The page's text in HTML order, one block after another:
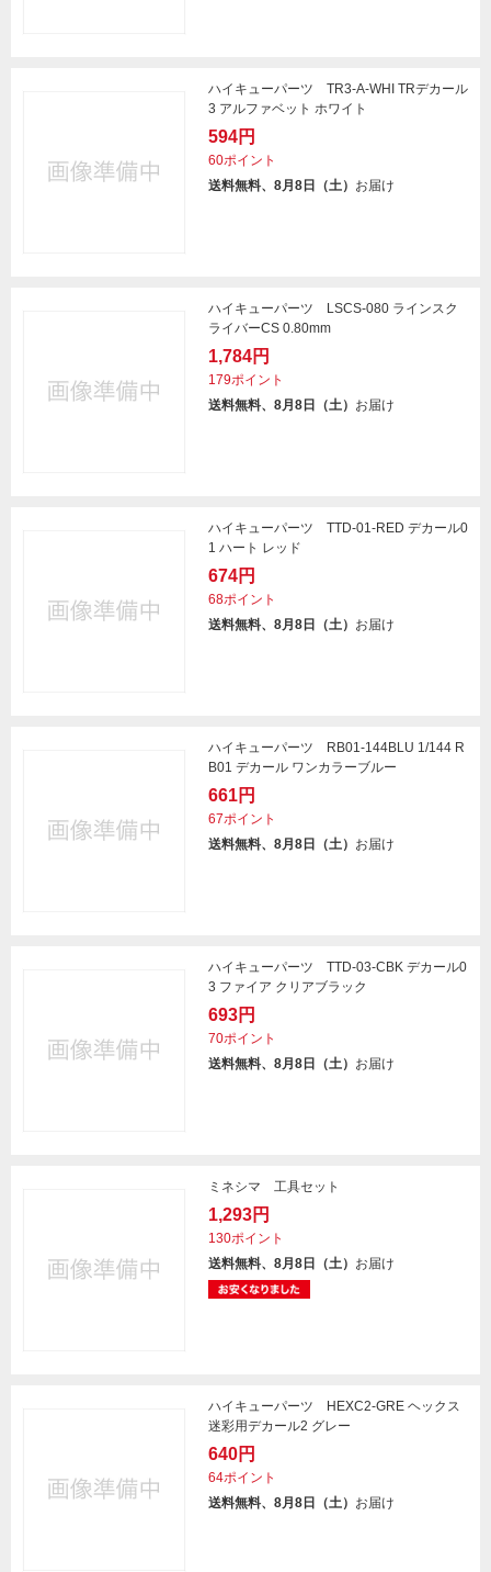
ハイキューパーツ TR3-A-WHI TRデカール
3 アルファベット ホワイト
594円
60ポイント
送料無料、8月8日（土） お届け
ハイキューパーツ LSCS-080 ラインスク
ライバーCS 0.80mm
1,784円
179ポイント
送料無料、8月8日（土） お届け
ハイキューパーツ TTD-01-RED デカール0
1 ハート レッド
674円
68ポイント
送料無料、8月8日（土） お届け
ハイキューパーツ RB01-144BLU 1/144 R
B01 デカール ワンカラーブルー
661円
67ポイント
送料無料、8月8日（土） お届け
ハイキューパーツ TTD-03-CBK デカール0
3 ファイア クリアブラック
693円
70ポイント
送料無料、8月8日（土） お届け
ミネシマ 工具セット
1,293円
130ポイント
送料無料、8月8日（土） お届け
ハイキューパーツ HEXC2-GRE ヘックス
迷彩用デカール2 グレー
640円
64ポイント
送料無料、8月8日（土） お届け